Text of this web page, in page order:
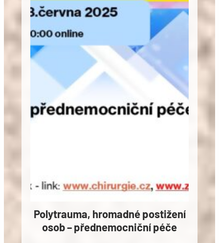
Polytrauma, hromadné postižení
osob – přednemocniční péče